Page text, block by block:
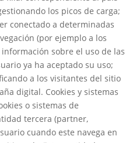
los picos de carga;
conectado a determinadas
(por ejemplo a los
sobre el uso de las
ya ha aceptado su uso;
a los visitantes del sitio
digital. Cookies y sistemas
o sistemas de
tercera (partner,
cuando este navega en